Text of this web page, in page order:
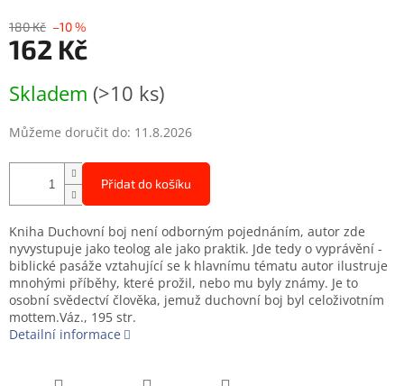
180 Kč –10 %
162 Kč
cena:
Skladem (>10 ks)
Můžeme doručit do: 11.8.2026
Přidat do košíku
Kniha Duchovní boj není odborným pojednáním, autor zde
nyvystupuje jako teolog ale jako praktik. Jde tedy o vyprávění -
biblické pasáže vztahující se k hlavnímu tématu autor ilustruje
mnohými příběhy, které prožil, nebo mu byly známy. Je to
osobní svědectví člověka, jemuž duchovní boj byl celoživotním
mottem.Váz., 195 str.
Detailní informace